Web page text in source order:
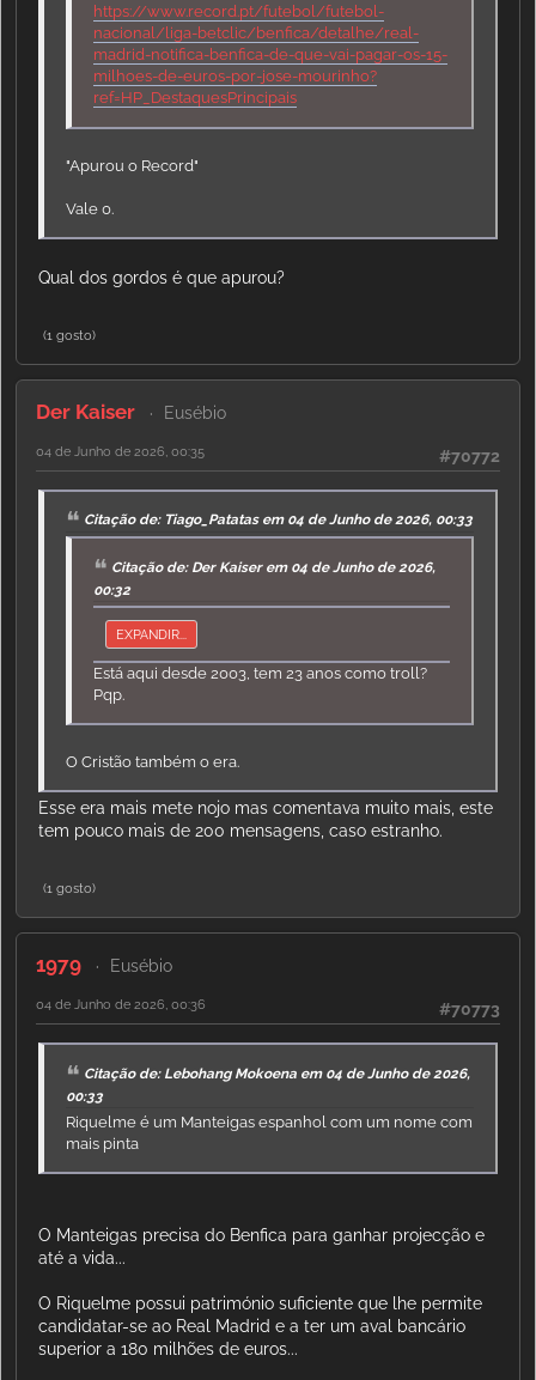
https://www.record.pt/futebol/futebol-
nacional/liga-betclic/benfica/detalhe/real-
madrid-notifica-benfica-de-que-vai-pagar-os-15-
milhoes-de-euros-por-jose-mourinho?
ref=HP_DestaquesPrincipais
"Apurou o Record"
Vale 0.
Qual dos gordos é que apurou?
(1 gosto)
Der Kaiser Eusébio
#70772
04 de Junho de 2026, 00:35
Citação de: Tiago_Patatas em 04 de Junho de 2026, 00:33
Citação de: Der Kaiser em 04 de Junho de 2026,
00:32
EXPANDIR...
Está aqui desde 2003, tem 23 anos como troll?
Pqp.
O Cristão também o era.
Esse era mais mete nojo mas comentava muito mais, este
tem pouco mais de 200 mensagens, caso estranho.
(1 gosto)
1979 Eusébio
#70773
04 de Junho de 2026, 00:36
Citação de: Lebohang Mokoena em 04 de Junho de 2026,
00:33
Riquelme é um Manteigas espanhol com um nome com
mais pinta
O Manteigas precisa do Benfica para ganhar projecção e
até a vida...
O Riquelme possui património suficiente que lhe permite
candidatar-se ao Real Madrid e a ter um aval bancário
superior a 180 milhões de euros...